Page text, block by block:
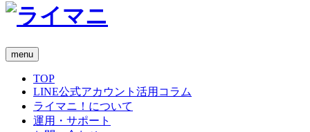
menu
TOP
LINE公式アカウント活用コラム
ライマニ！について
運用・サポート